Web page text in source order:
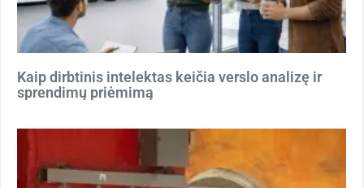
Kaip dirbtinis intelektas keičia verslo analizę ir
sprendimų priėmimą